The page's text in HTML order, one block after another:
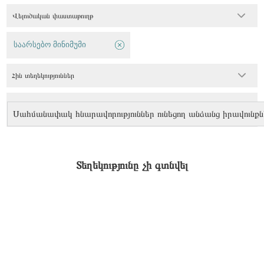
Վելուծական փաստաթուղթ
Սահմանափակ հնարավորություններ ունեցող անձանց
საარსებო მინიმუმი
Հին տեղեկություններ
Տեղեկությունը չի գտնվել